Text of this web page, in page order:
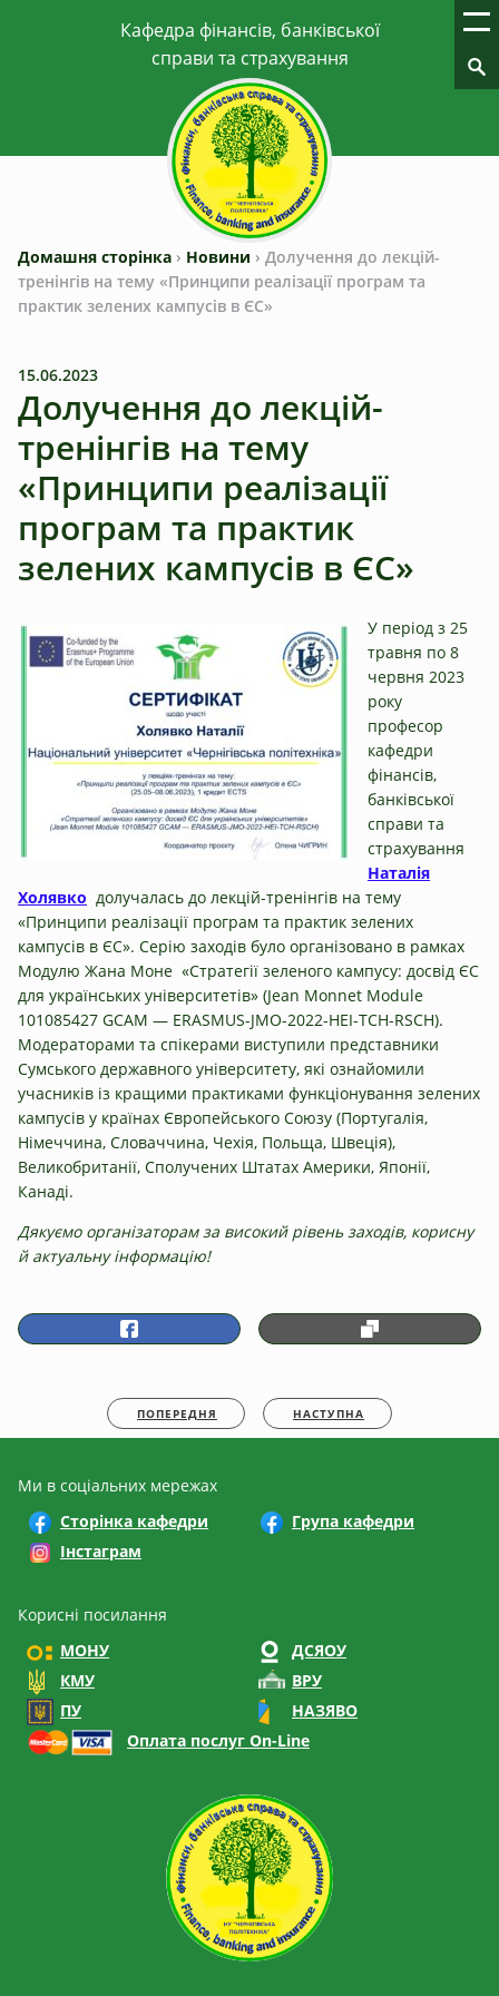
Домашня сторінка › Новини › Долучення до лекцій-
тренінгів на тему «Принципи реалізації програм та
практик зелених кампусів в ЄС»
15.06.2023
Долучення до лекцій-
тренінгів на тему
«Принципи реалізації
програм та практик
зелених кампусів в ЄС»
У період з 25
травня по 8
червня 2023
року
професор
кафедри
фінансів,
банківської
справи та
страхування
Наталія
Холявко долучалась до лекцій-тренінгів на тему
«Принципи реалізації програм та практик зелених
кампусів в ЄС». Серію заходів було організовано в рамках
Модулю Жана Моне «Стратегії зеленого кампусу: досвід ЄС
для українських університетів» (Jean Monnet Module
101085427 GCAM — ERASMUS-JMO-2022-HEI-TCH-RSCH).
Модераторами та спікерами виступили представники
Сумського державного університету, які ознайомили
учасників із кращими практиками функціонування зелених
кампусів у країнах Європейського Союзу (Португалія,
Німеччина, Словаччина, Чехія, Польща, Швеція),
Великобританії, Сполучених Штатах Америки, Японії,
Канаді.
Дякуємо організаторам за високий рівень заходів, корисну
й актуальну інформацію!
ПОПЕРЕДНЯ НАСТУПНА
Ми в соціальних мережах
Сторінка кафедри
Група кафедри
Інстаграм
Корисні посилання
МОНУ
ДСЯОУ
КМУ
ВРУ
ПУ
НАЗЯВО
Оплата послуг On-Line